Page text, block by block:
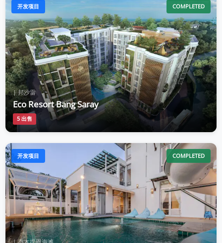
开发项目 COMPLETED
| 邦沙雷
Eco Resort Bang Saray
5 出售
开发项目 COMPLETED